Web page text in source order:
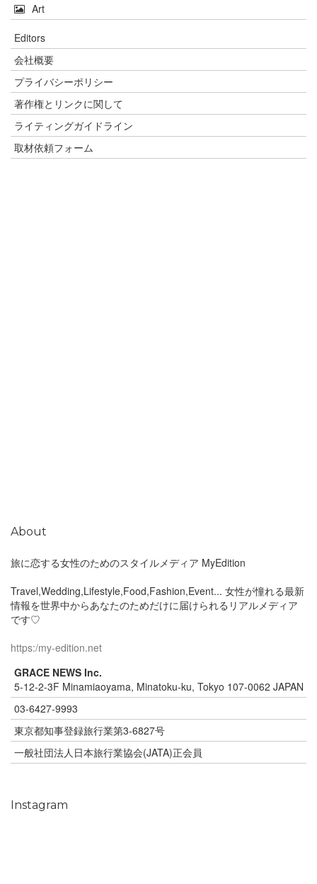
Art
Editors
会社概要
プライバシーポリシー
著作権とリンクに関して
ライティングガイドライン
取材依頼フォーム
About
旅に恋する女性のためのスタイルメディア MyEdition
Travel,Wedding,Lifestyle,Food,Fashion,Event... 女性が憧れる最新
情報を世界中からあなたのためだけに届けられるリアルメディア
です♡
https:/my-edition.net
GRACE NEWS Inc.
5-12-2-3F Minamiaoyama, Minatoku-ku, Tokyo 107-0062 JAPAN
03-6427-9993
東京都知事登録旅行業第3-6827号
一般社団法人日本旅行業協会(JATA)正会員
Instagram